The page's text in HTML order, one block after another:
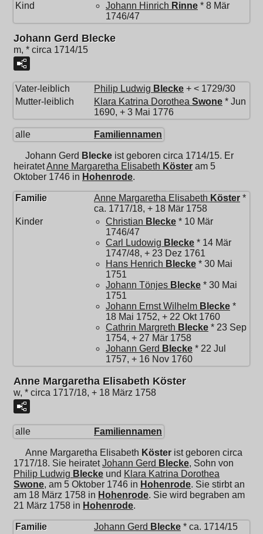
Kind
Johann Hinrich Rinne * 8 Mär
1746/47
Johann Gerd Blecke
m, * circa 1714/15
Vater-leiblich Philip Ludwig Blecke + < 1729/30
Mutter-leiblich
Klara Katrina Dorothea Swone * Jun
1690, + 3 Mai 1776
alle Familiennamen
Johann Gerd Blecke ist geboren circa 1714/15. Er
heiratetAnne Margaretha Elisabeth Köster am 5
Oktober 1746 in Hohenrode.
Familie Anne Margaretha Elisabeth Köster *
ca. 1717/18, + 18 Mär 1758
Kinder
Christian Blecke * 10 Mär
1746/47
Carl Ludowig Blecke * 14 Mär
1747/48, + 23 Dez 1761
Hans Henrich Blecke * 30 Mai
1751
Johann Tönjes Blecke * 30 Mai
1751
Johann Ernst Wilhelm Blecke *
18 Mai 1752, + 22 Okt 1760
Cathrin Margreth Blecke * 23 Sep
1754, + 27 Mär 1758
Johann Gerd Blecke * 22 Jul
1757, + 16 Nov 1760
Anne Margaretha Elisabeth Köster
w, * circa 1717/18, + 18 März 1758
alle Familiennamen
Anne Margaretha Elisabeth Köster ist geboren circa
1717/18. Sie heiratetJohann Gerd Blecke, Sohn von
Philip Ludwig Blecke und Klara Katrina Dorothea
Swone, am 5 Oktober 1746 in Hohenrode. Sie stirbt an
am 18 März 1758 in Hohenrode. Sie wird begraben am
21 März 1758 in Hohenrode.
Familie Johann Gerd Blecke * ca. 1714/15